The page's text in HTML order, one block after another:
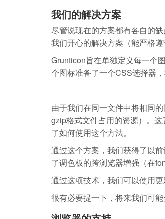
我们的解决方案
尽管说现在的方案都有各自的
我们开心的解决方案（能严格
Grunticon旨在单独定义每一个
个图标准备了一个CSS选择器
由于我们在同一文件中将相同
gzip格式文件占用的资源）。这
了如何使用这个方法。
通过这个方案，我们获得了以
了调色板的跨浏览器增强（在
通过这项技术，我们可以使用
很有必要提一下，将来我们可